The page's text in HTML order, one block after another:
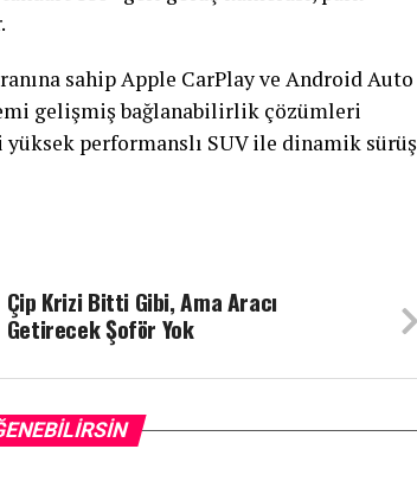
sahip Apple CarPlay ve Android Auto
gelişmiş bağlanabilirlik çözümleri
yüksek performanslı SUV ile dinamik sürüş
Çip Krizi Bitti Gibi, Ama Aracı
Getirecek Şoför Yok